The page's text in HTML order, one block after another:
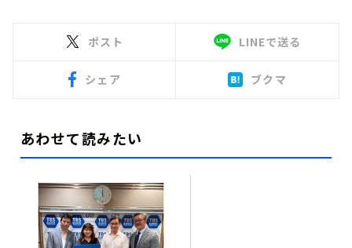
ポスト LINEで送る
シェア ブクマ
あわせて読みたい